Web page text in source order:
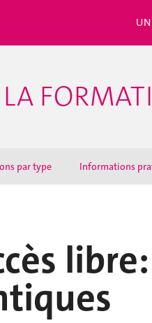
par type Informations